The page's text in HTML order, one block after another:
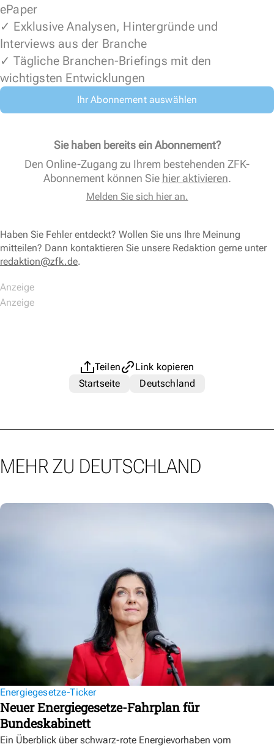
ePaper
✓ Exklusive Analysen, Hintergründe und
Interviews aus der Branche
✓ Tägliche Branchen-Briefings mit den
wichtigsten Entwicklungen
Ihr Abonnement auswählen
Sie haben bereits ein Abonnement?
Den Online-Zugang zu Ihrem bestehenden ZFK-
Abonnement können Sie hier aktivieren.
Melden Sie sich hier an.
Haben Sie Fehler entdeckt? Wollen Sie uns Ihre Meinung
mitteilen? Dann kontaktieren Sie unsere Redaktion gerne unter
redaktion@zfk.de.
Teilen
Link kopieren
Startseite
Deutschland
MEHR ZU DEUTSCHLAND
Energiegesetze-Ticker
Neuer Energiegesetze-Fahrplan für
Bundeskabinett
Ein Überblick über schwarz-rote Energievorhaben vom